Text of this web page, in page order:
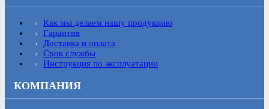
Как мы делаем нашу продукцию
Гарантия
Доставка и оплата
Срок службы
Инструкция по эксплуатации
КОМПАНИЯ